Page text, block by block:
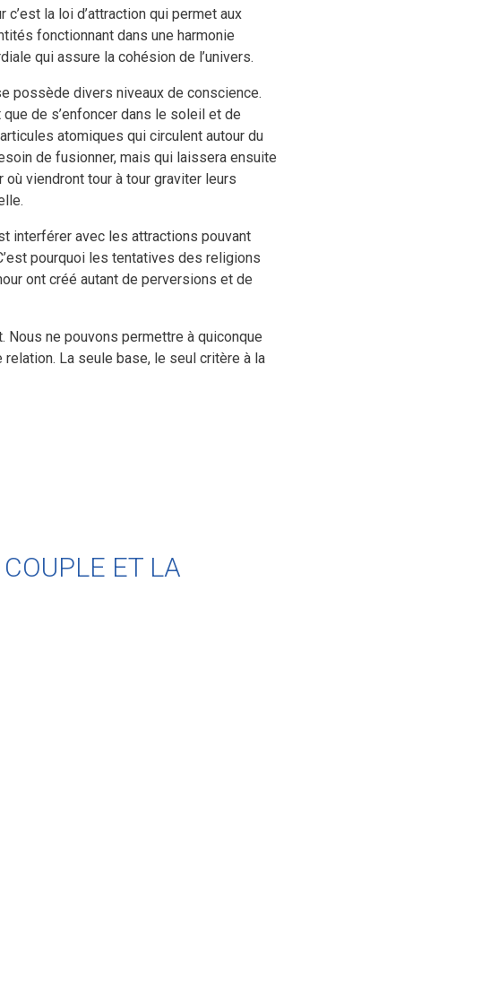
c’est la loi d’attraction qui permet aux
fonctionnant dans une harmonie
qui assure la cohésion de l’univers.
possède divers niveaux de conscience.
de s’enfoncer dans le soleil et de
atomiques qui circulent autour du
de fusionner, mais qui laissera ensuite
où viendront tour à tour graviter leurs
interférer avec les attractions pouvant
pourquoi les tentatives des religions
ont créé autant de perversions et de
ne pouvons permettre à quiconque
relation. La seule base, le seul critère à la
ET LA